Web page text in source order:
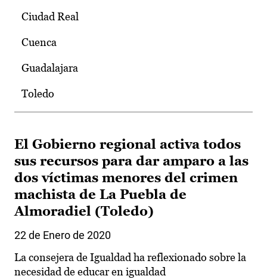
Ciudad Real
Cuenca
Guadalajara
Toledo
El Gobierno regional activa todos
sus recursos para dar amparo a las
dos víctimas menores del crimen
machista de La Puebla de
Almoradiel (Toledo)
22 de Enero de 2020
La consejera de Igualdad ha reflexionado sobre la
necesidad de educar en igualdad